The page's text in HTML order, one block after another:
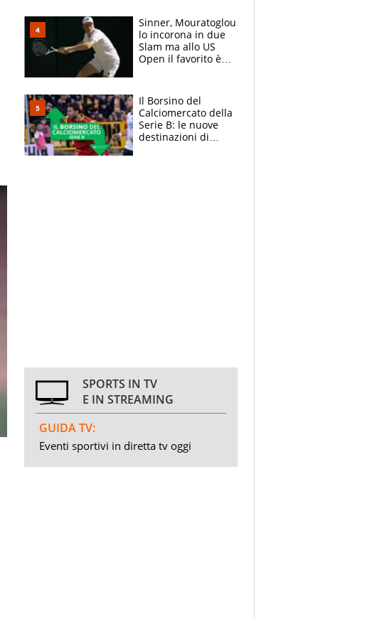
Sinner, Mouratoglou
lo incorona in due
Slam ma allo US
Open il favorito è
museo
Il Borsino del
Calciomercato della
Serie B: le nuove
destinazioni di
SPORTS IN TV
E IN STREAMING
GUIDA TV:
Eventi sportivi in diretta tv oggi